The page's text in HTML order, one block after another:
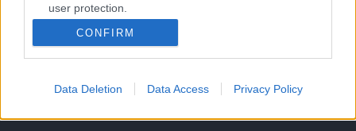
user protection.
CONFIRM
Data Deletion Data Access Privacy Policy
Budapest-Pécs, Budapest-Szolnok:
gyorsabb és biztonságosabb lett a vasút